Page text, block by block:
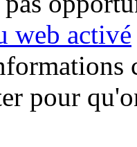
web activé
pour